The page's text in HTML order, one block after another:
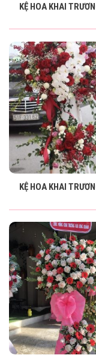
KỆ HOA KHAI
KỆ HOA KHAI